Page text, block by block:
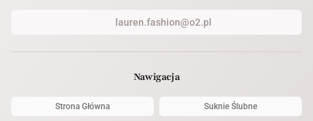
lauren.fashion@o2.pl
Nawigacja
Strona Główna Suknie Ślubne